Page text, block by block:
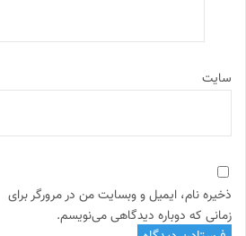
سایت
ذخیره نام، ایمیل و وبسایت من در مرورگر برای
زمانی که دوباره دیدگاهی می‌نویسم.